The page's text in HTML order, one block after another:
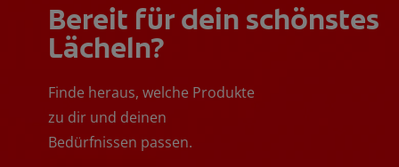
Bereit für dein schönstes
Lächeln?
Finde heraus, welche Produkte
zu dir und deinen
Bedürfnissen passen.